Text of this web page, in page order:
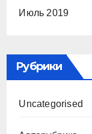
Июль 2019
Рубрики
Uncategorised